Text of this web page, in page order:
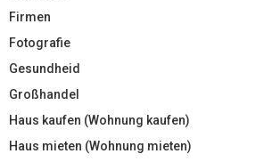
Firmen
Fotografie
Gesundheid
Großhandel
Haus kaufen (Wohnung kaufen)
Haus mieten (Wohnung mieten)